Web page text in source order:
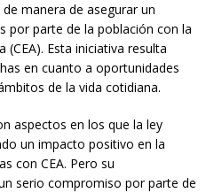
manera de asegurar un
por parte de la población con la
Esta iniciativa resulta
en cuanto a oportunidades
de la vida cotidiana.
aspectos en los que la ley
un impacto positivo en la
con CEA. Pero su
serio compromiso por parte de